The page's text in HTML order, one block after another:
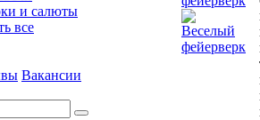
и салюты
все
Вакансии